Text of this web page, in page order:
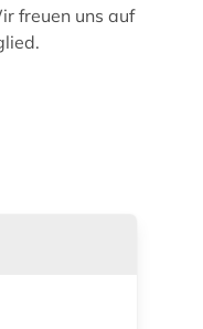
freuen uns auf